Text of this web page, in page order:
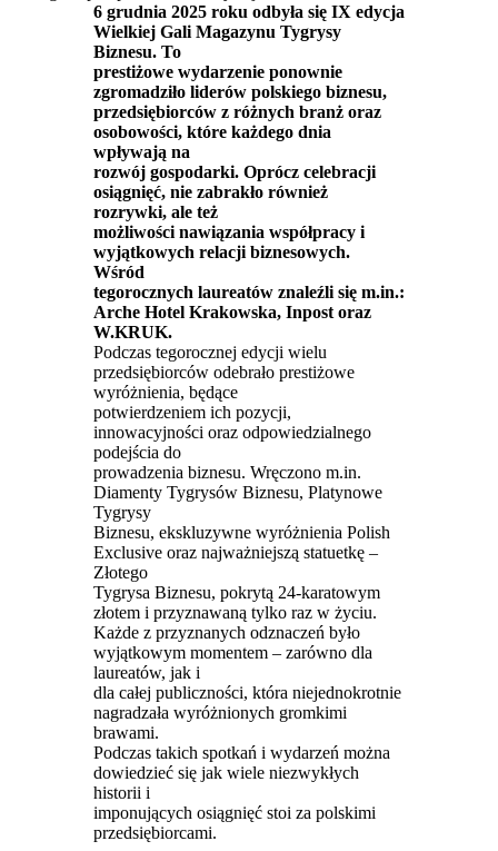
6 grudnia 2025 roku odbyła się IX edycja
Wielkiej Gali Magazynu Tygrysy
Biznesu. To
prestiżowe wydarzenie ponownie
zgromadziło liderów polskiego biznesu,
przedsiębiorców z różnych branż oraz
osobowości, które każdego dnia
wpływają na
rozwój gospodarki. Oprócz celebracji
osiągnięć, nie zabrakło również
rozrywki, ale też
możliwości nawiązania współpracy i
wyjątkowych relacji biznesowych.
Wśród
tegorocznych laureatów znaleźli się m.in.:
Arche Hotel Krakowska, Inpost oraz
W.KRUK.
Podczas tegorocznej edycji wielu
przedsiębiorców odebrało prestiżowe
wyróżnienia, będące
potwierdzeniem ich pozycji,
innowacyjności oraz odpowiedzialnego
podejścia do
prowadzenia biznesu. Wręczono m.in.
Diamenty Tygrysów Biznesu, Platynowe
Tygrysy
Biznesu, ekskluzywne wyróżnienia Polish
Exclusive oraz najważniejszą statuetkę –
Złotego
Tygrysa Biznesu, pokrytą 24-karatowym
złotem i przyznawaną tylko raz w życiu.
Każde z przyznanych odznaczeń było
wyjątkowym momentem – zarówno dla
laureatów, jak i
dla całej publiczności, która niejednokrotnie
nagradzała wyróżnionych gromkimi
brawami.
Podczas takich spotkań i wydarzeń można
dowiedzieć się jak wiele niezwykłych
historii i
imponujących osiągnięć stoi za polskimi
przedsiębiorcami.